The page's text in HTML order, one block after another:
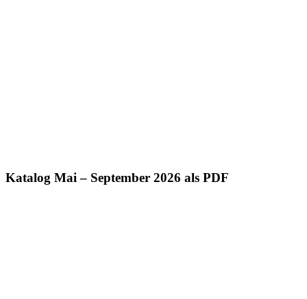
Katalog Mai – September 2026 als PDF